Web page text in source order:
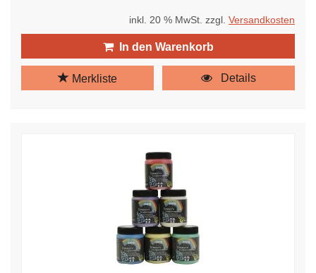
inkl. 20 % MwSt. zzgl. Versandkosten
In den Warenkorb
Merkliste Details